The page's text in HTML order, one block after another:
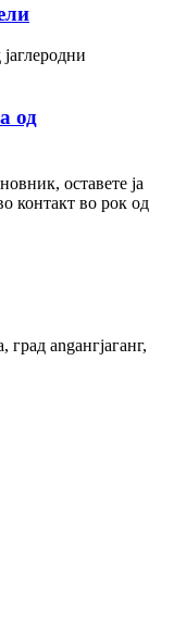
од
оставете ја
контакт во рок од
angангјаганг,